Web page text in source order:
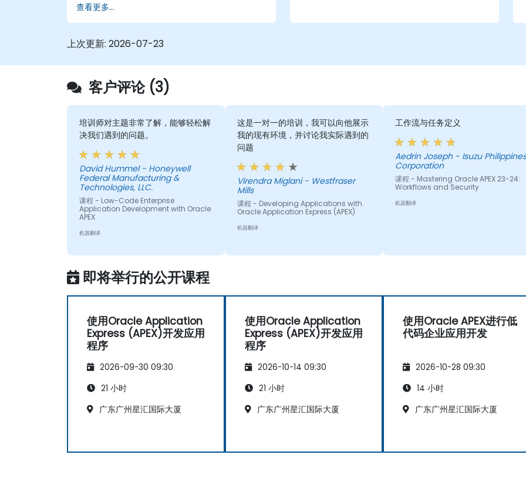
查看更多...
上次更新: 2026-07-23
客户评论 (3)
培训师对主题非常了解，能够轻松解
决我们遇到的问题。
David Hummel - Honeywell
Federal Manufacturing &
Technologies, LLC.
课程 - Low-Code Enterprise
Application Development with Oracle
APEX
机器翻译
这是一对一的培训，我可以向他展示
我的现有环境，并讨论我实际遇到的
问题
Virendra Miglani - Westfraser
Mills
课程 - Developing Applications with
Oracle Application Express (APEX)
机器翻译
工作流与任务定义
Aedrin Joseph - Isuzu Philippines
Corporation
课程 - Mastering Oracle APEX 23-24:
Workflows and Security
机器翻译
即将举行的公开课程
使用Oracle Application
Express (APEX)开发应用
程序
2026-09-30 09:30
21 小时
广东广州星汇国际大厦
使用Oracle Application
Express (APEX)开发应用
程序
2026-10-14 09:30
21 小时
广东广州星汇国际大厦
使用Oracle APEX进行低
代码企业应用开发
2026-10-28 09:30
14 小时
广东广州星汇国际大厦